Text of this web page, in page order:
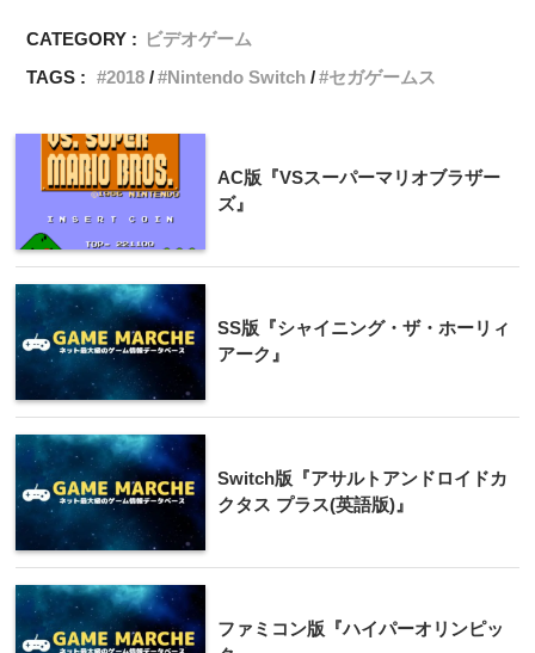
CATEGORY : ビデオゲーム
TAGS :
2018 Nintendo Switch セガゲームス
AC版『VSスーパーマリオブラザー
ズ』
SS版『シャイニング・ザ・ホーリィ
アーク』
Switch版『アサルトアンドロイドカ
クタス プラス(英語版)』
ファミコン版『ハイパーオリンピッ